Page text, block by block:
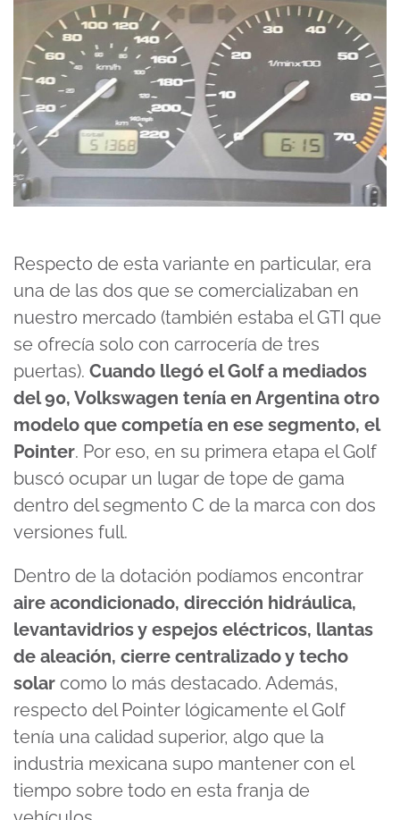
Respecto de esta variante en particular, era
una de las dos que se comercializaban en
nuestro mercado (también estaba el GTI que
se ofrecía solo con carrocería de tres
puertas). Cuando llegó el Golf a mediados
del 90, Volkswagen tenía en Argentina otro
modelo que competía en ese segmento, el
Pointer. Por eso, en su primera etapa el Golf
buscó ocupar un lugar de tope de gama
dentro del segmento C de la marca con dos
versiones full.
Dentro de la dotación podíamos encontrar
aire acondicionado, dirección hidráulica,
levantavidrios y espejos eléctricos, llantas
de aleación, cierre centralizado y techo
solar como lo más destacado. Además,
respecto del Pointer lógicamente el Golf
tenía una calidad superior, algo que la
industria mexicana supo mantener con el
tiempo sobre todo en esta franja de